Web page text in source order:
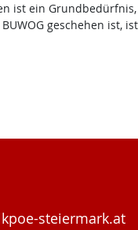
ist ein
geschehen ist,
steiermark.at